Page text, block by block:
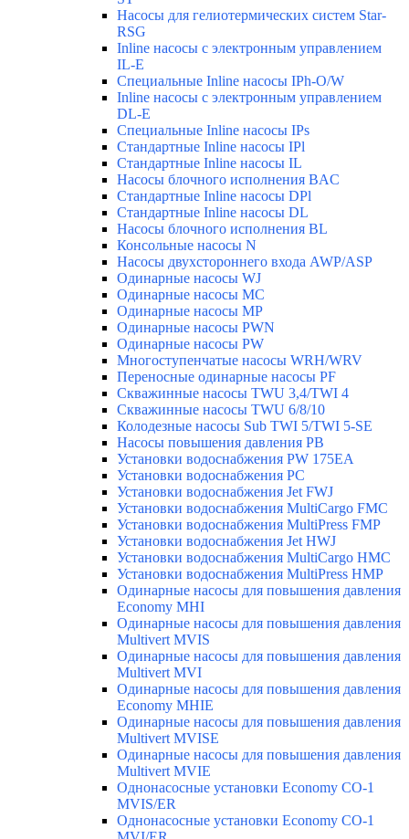
Насосы для гелиотермических систем Star-
RSG
Inline насосы с электронным управлением
IL-E
Специальные Inline насосы IPh-O/W
Inline насосы с электронным управлением
DL-E
Специальные Inline насосы IPs
Стандартные Inline насосы IPl
Стандартные Inline насосы IL
Насосы блочного исполнения BAC
Стандартные Inline насосы DPl
Стандартные Inline насосы DL
Насосы блочного исполнения BL
Консольные насосы N
Насосы двухстороннего входа AWP/ASP
Одинарные насосы WJ
Одинарные насосы MC
Одинарные насосы MP
Одинарные насосы PWN
Одинарные насосы PW
Многоступенчатые насосы WRH/WRV
Переносные одинарные насосы PF
Скважинные насосы TWU 3,4/TWI 4
Скважинные насосы TWU 6/8/10
Колодезные насосы Sub TWI 5/TWI 5-SE
Насосы повышения давления PB
Установки водоснабжения PW 175EA
Установки водоснабжения PC
Установки водоснабжения Jet FWJ
Установки водоснабжения MultiCargo FMC
Установки водоснабжения MultiPress FMP
Установки водоснабжения Jet HWJ
Установки водоснабжения MultiCargo HMC
Установки водоснабжения MultiPress HMP
Одинарные насосы для повышения давления
Economy MHI
Одинарные насосы для повышения давления
Multivert MVIS
Одинарные насосы для повышения давления
Multivert MVI
Одинарные насосы для повышения давления
Economy MHIE
Одинарные насосы для повышения давления
Multivert MVISE
Одинарные насосы для повышения давления
Multivert MVIE
Однонасосные установки Economy CO-1
MVIS/ER
Однонасосные установки Economy CO-1